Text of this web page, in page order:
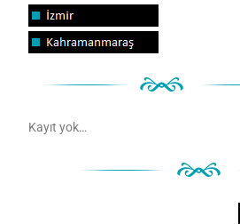
Kayıt yok…